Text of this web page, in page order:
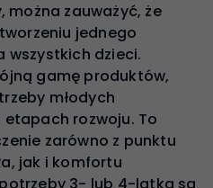
można zauważyć, że
jednego
wszystkich dzieci.
gamę produktów,
młodych
rozwoju. To
zarówno z punktu
jak i komfortu